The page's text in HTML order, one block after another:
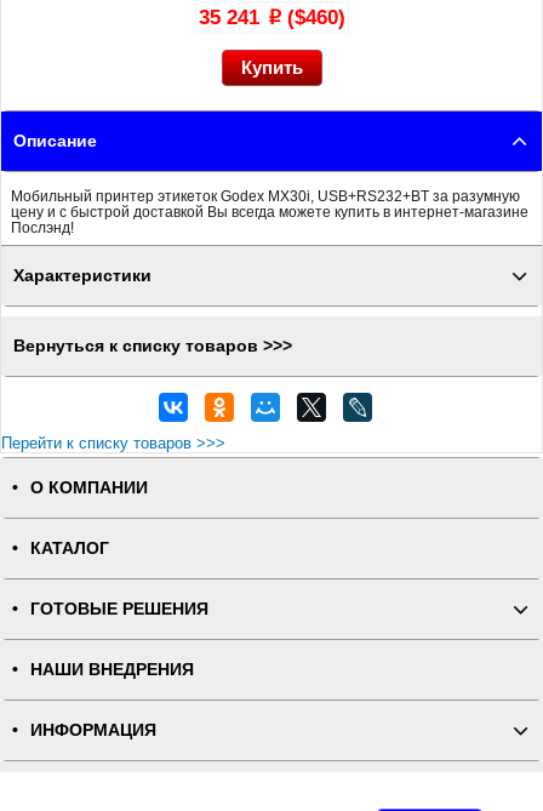
35 241 p($460)
Описание
Мобильный принтер этикеток Godex MX30i, USB+RS232+BT за разумную
цену и с быстрой доставкой Вы всегда можете купить в интернет-магазине
Послэнд!
Характеристики
Вернуться к списку товаров >>>
Перейти к списку товаров >>>
О КОМПАНИИ
КАТАЛОГ
ГОТОВЫЕ РЕШЕНИЯ
НАШИ ВНЕДРЕНИЯ
ИНФОРМАЦИЯ